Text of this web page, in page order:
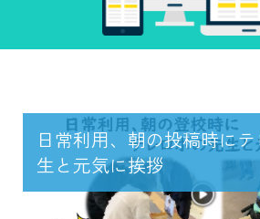
日常利用、朝の投稿時に
生と元気に挨拶